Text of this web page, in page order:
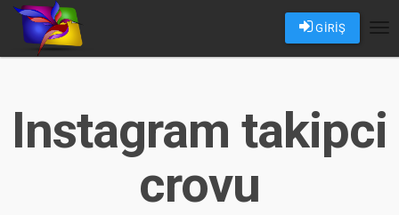
GİRİŞ
Instagram takipci
crovu